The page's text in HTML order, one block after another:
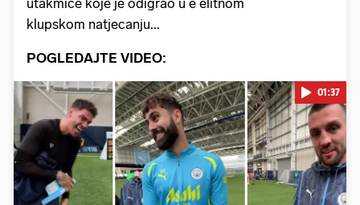
klupskom natjecanju...
POGLEDAJTE VIDEO:
Pokretanje videa...
01:37